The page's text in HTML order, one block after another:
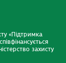
«Підтримка
захисту